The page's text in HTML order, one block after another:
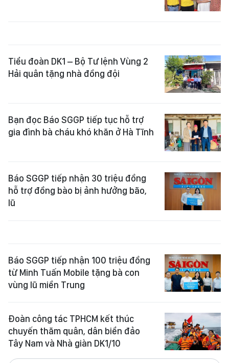
Tiểu đoàn DK1 – Bộ Tư lệnh Vùng 2
Hải quân tặng nhà đồng đội
Bạn đọc Báo SGGP tiếp tục hỗ trợ
gia đình bà cháu khó khăn ở Hà Tĩnh
Báo SGGP tiếp nhận 30 triệu đồng
hỗ trợ đồng bào bị ảnh hưởng bão,
lũ
Báo SGGP tiếp nhận 100 triệu đồng
từ Minh Tuấn Mobile tặng bà con
vùng lũ miền Trung
Đoàn công tác TPHCM kết thúc
chuyến thăm quân, dân biển đảo
Tây Nam và Nhà giàn DK1/10